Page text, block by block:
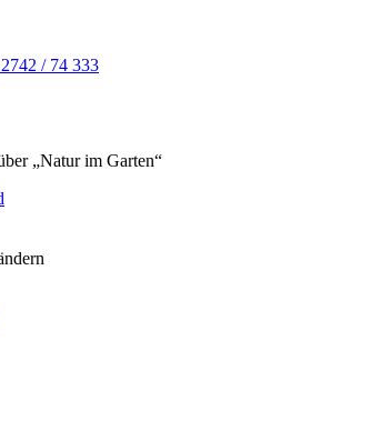
/ 74 333
„Natur im Garten“